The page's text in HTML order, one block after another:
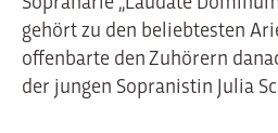
gehört zu den beliebtesten
offenbarte den Zuhörern
der jungen Sopranistin Julia